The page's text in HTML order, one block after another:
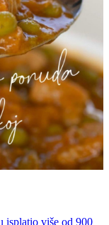
isplatio više od 900